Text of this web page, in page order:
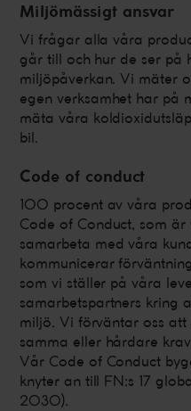
Miljömässigt ansvar
Vi frågar alla våra
går till och hur de ser på
miljöpåverkan. Vi mäter
egen verksamhet har på
mäta våra
bil.
Code of conduct
100 procent av våra
Code of Conduct, som
samarbeta med våra
kommunicerar
som vi ställer på våra
samarbetspartners kring
miljö. Vi förväntar oss
samma eller hårdare
Vår Code of Conduct
knyter an till FN:s 17
2030).